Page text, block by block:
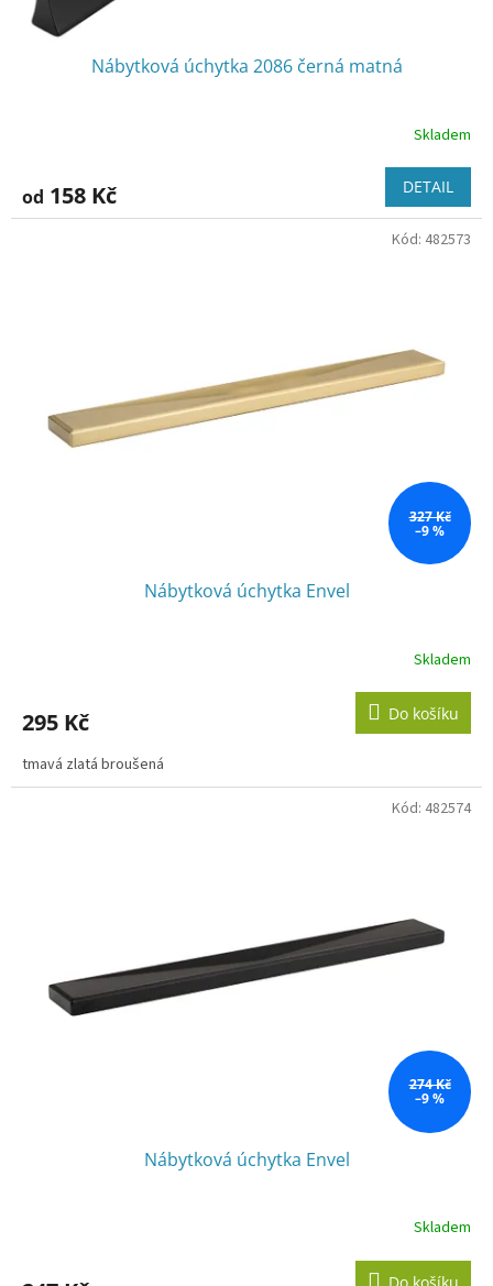
Nábytková úchytka 2086 černá matná
Skladem
od 158 Kč DETAIL
327 Kč
–9 %
Nábytková úchytka Envel
Skladem
295 Kč Do košíku
tmavá zlatá broušená
Kód: 482573
274 Kč
–9 %
Nábytková úchytka Envel
Skladem
Kód: 482574